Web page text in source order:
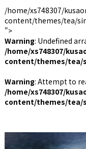
/home/xs748307/
content/themes/tea/
">
Warning: Undefined
/home/xs748307/
content/themes/tea/
Warning: Attempt to
/home/xs748307/
content/themes/tea/